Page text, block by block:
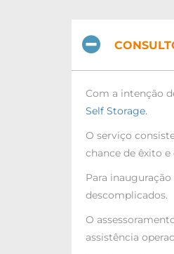
Com a intenção
Self Storage.
O serviço
chance de êxito
Para
descomplicados.
O
assistência